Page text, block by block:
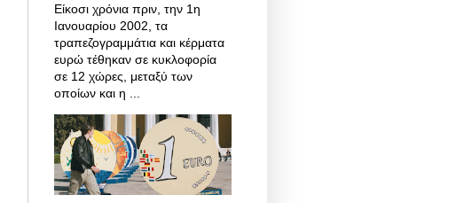
Είκοσι χρόνια πριν, την 1η
Ιανουαρίου 2002, τα
τραπεζογραμμάτια και κέρματα
ευρώ τέθηκαν σε κυκλοφορία
σε 12 χώρες, μεταξύ των
οποίων και η ...